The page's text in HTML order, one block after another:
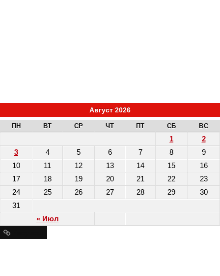
Август 2026
ПН ВТ СР ЧТ ПТ СБ ВС
« Июл
1
2
3
4 5 6 7 8
9
10
11 12 13 14 15
16
17
18 19 20 21 22
23
24
25 26 27 28 29
30
31